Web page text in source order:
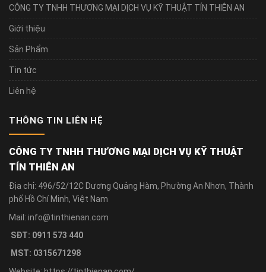
CÔNG TY TNHH THƯƠNG MẠI DỊCH VỤ KỸ THUẬT TÍN THIÊN AN
Giới thiệu
Sản Phẩm
Tin tức
Liên hệ
THÔNG TIN LIÊN HỆ
CÔNG TY TNHH THƯƠNG MẠI DỊCH VỤ KỸ THUẬT
TÍN THIÊN AN
Địa chỉ: 496/52/12C Dương Quảng Hàm, Phường An Nhơn, Thành
phố Hồ Chí Minh, Việt Nam
Mail: info@tinthienan.com
SĐT: 0911 573 440
MST: 0315671298